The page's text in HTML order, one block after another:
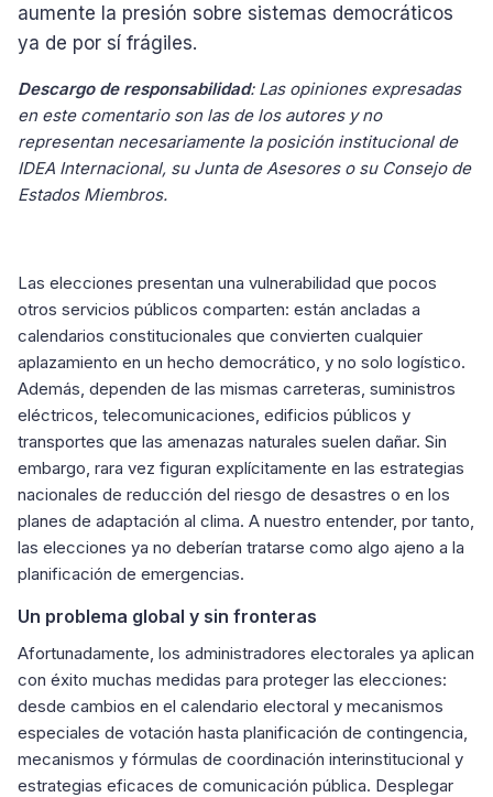
aumente la presión sobre sistemas democráticos
ya de por sí frágiles.
Descargo de responsabilidad: Las opiniones expresadas
en este comentario son las de los autores y no
representan necesariamente la posición institucional de
IDEA Internacional, su Junta de Asesores o su Consejo de
Estados Miembros.
Las elecciones presentan una vulnerabilidad que pocos
otros servicios públicos comparten: están ancladas a
calendarios constitucionales que convierten cualquier
aplazamiento en un hecho democrático, y no solo logístico.
Además, dependen de las mismas carreteras, suministros
eléctricos, telecomunicaciones, edificios públicos y
transportes que las amenazas naturales suelen dañar. Sin
embargo, rara vez figuran explícitamente en las estrategias
nacionales de reducción del riesgo de desastres o en los
planes de adaptación al clima. A nuestro entender, por tanto,
las elecciones ya no deberían tratarse como algo ajeno a la
planificación de emergencias.
Un problema global y sin fronteras
Afortunadamente, los administradores electorales ya aplican
con éxito muchas medidas para proteger las elecciones:
desde cambios en el calendario electoral y mecanismos
especiales de votación hasta planificación de contingencia,
mecanismos y fórmulas de coordinación interinstitucional y
estrategias eficaces de comunicación pública. Desplegar